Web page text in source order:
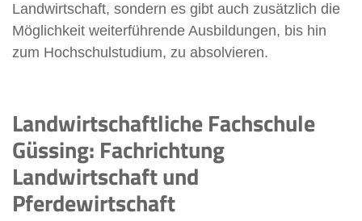
Landwirtschaft, sondern es gibt auch zusätzlich die
Möglichkeit weiterführende Ausbildungen, bis hin
zum Hochschulstudium, zu absolvieren.
Landwirtschaftliche Fachschule
Güssing: Fachrichtung
Landwirtschaft und
Pferdewirtschaft